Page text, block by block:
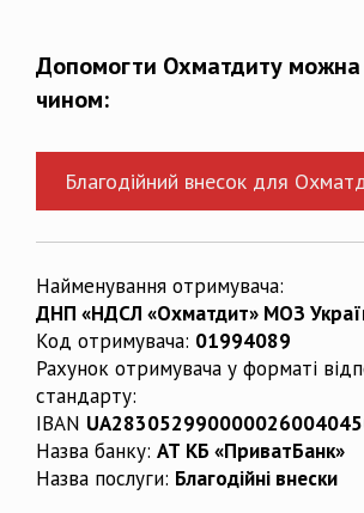
Допомогти Охматдиту можна
чином:
Благодійний внесок для
Найменування отримувача:
ДНП «НДСЛ «Охматдит» МОЗ
Код отримувача: 01994089
Рахунок отримувача у форматі
стандарту:
IBAN
Назва банку: АТ КБ «ПриватБанк»
Назва послуги: Благодійні внески